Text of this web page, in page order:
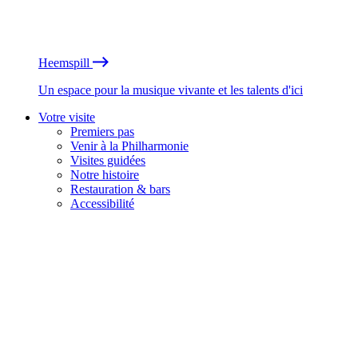
Heemspill
Un espace pour la musique vivante et les talents d'ici
Votre visite
Premiers pas
Venir à la Philharmonie
Visites guidées
Notre histoire
Restauration & bars
Accessibilité